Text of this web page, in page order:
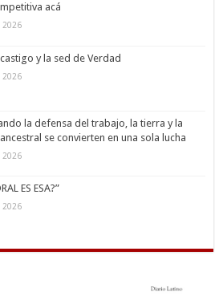
acá
2026
y la sed de Verdad
2026
la defensa del trabajo, la tierra y la
se convierten en una sola lucha
2026
ES ESA?”
2026